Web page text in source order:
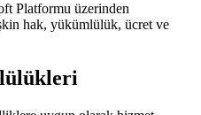
Platformu üzerinden
hak, yükümlülük, ücret ve